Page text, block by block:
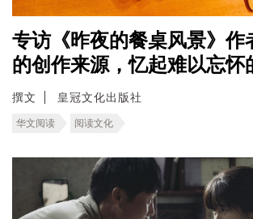
专访《昨夜的餐桌风景》作
的创作来源，忆起难以忘怀
撰文 皇冠文化出版社
华文阅读 阅读文化